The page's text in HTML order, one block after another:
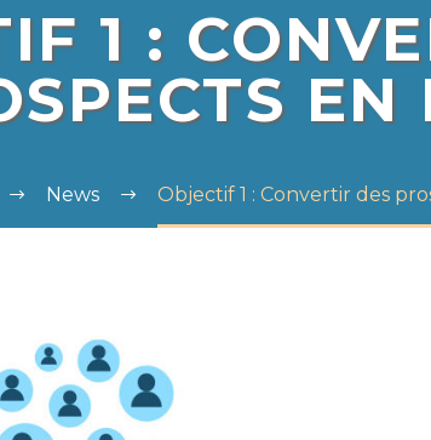
1 :
EN
News Objectif 1 : Convertir des